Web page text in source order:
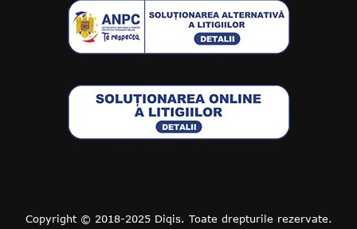
Copyright © 2018-2025 Diqis. Toate drepturile rezervate.